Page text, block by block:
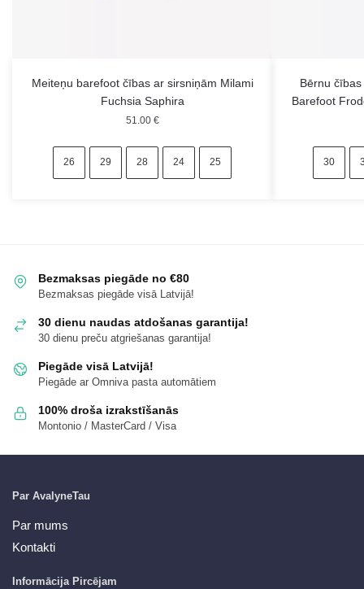
Meiteņu barefoot čības ar sirsniņām Milami
Fuchsia Saphira
51.00 €
26 29 28 24 25
Bērnu
Barefoot
30
Bezmaksas piegāde no €80
Bezmaksas piegāde visā Latvijā!
30 dienu naudas atdošanas garantija!
30 dienu preču atgriešanas garantija!
Piegāde visā Latvijā!
Piegāde ar Omniva pasta automātiem
100% droša izrakstīšanās
Montonio / MasterCard / Visa
Par AvalyneTau
Par mums
Kontakti
Informācija Pircējam